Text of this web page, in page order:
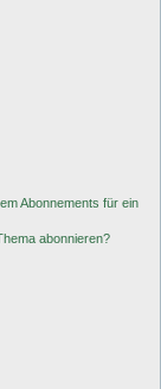
Abonnements für ein
abonnieren?